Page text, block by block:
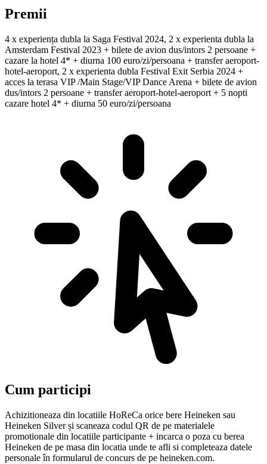
Premii
4 x experiența dubla la Saga Festival 2024, 2 x experienta dubla la
Amsterdam Festival 2023 + bilete de avion dus/intors 2 persoane +
cazare la hotel 4* + diurna 100 euro/zi/persoana + transfer aeroport-
hotel-aeroport, 2 x experienta dubla Festival Exit Serbia 2024 +
acces la terasa VIP /Main Stage/VIP Dance Arena + bilete de avion
dus/intors 2 persoane + transfer aeroport-hotel-aeroport + 5 nopti
cazare hotel 4* + diurna 50 euro/zi/persoana
Cum participi
Achizitioneaza din locatiile HoReCa orice bere Heineken sau
Heineken Silver și scaneaza codul QR de pe materialele
promotionale din locatiile participante + incarca o poza cu berea
Heineken de pe masa din locatia unde te afli si completeaza datele
personale în formularul de concurs de pe heineken.com.